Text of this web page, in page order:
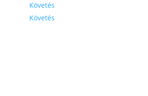
Követés
Követés